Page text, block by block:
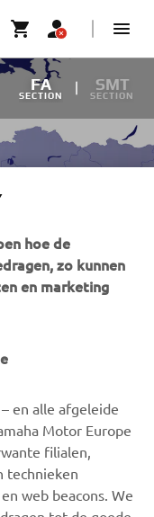
FA
SECTION
SMT
SECTION
hoe de
zo kunnen
en marketing
en alle afgeleide
Motor Europe
filialen,
technieken
web beacons. We